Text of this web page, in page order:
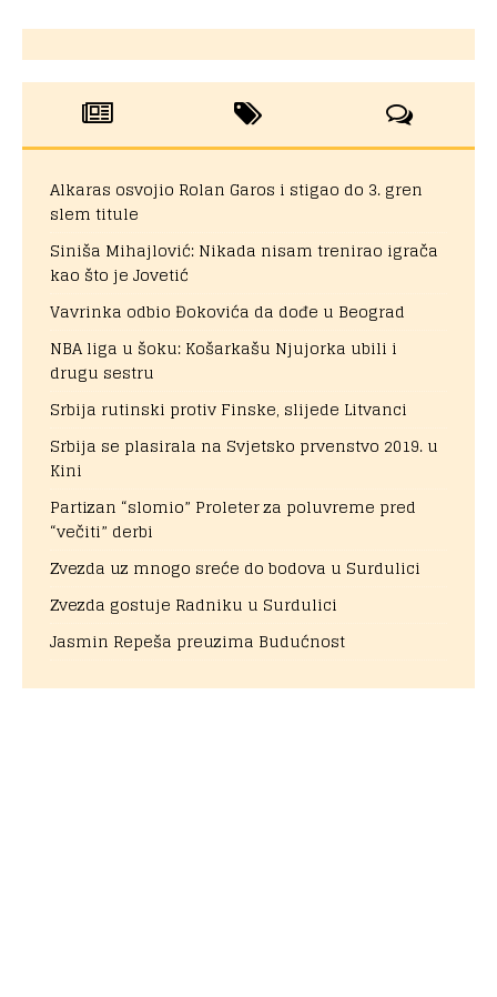
Alkaras osvojio Rolan Garos i stigao do 3. gren
slem titule
Siniša Mihajlović: Nikada nisam trenirao igrača
kao što je Jovetić
Vavrinka odbio Đokovića da dođe u Beograd
NBA liga u šoku: Košarkašu Njujorka ubili i
drugu sestru
Srbija rutinski protiv Finske, slijede Litvanci
Srbija se plasirala na Svjetsko prvenstvo 2019. u
Kini
Partizan “slomio” Proleter za poluvreme pred
“večiti” derbi
Zvezda uz mnogo sreće do bodova u Surdulici
Zvezda gostuje Radniku u Surdulici
Jasmin Repeša preuzima Budućnost